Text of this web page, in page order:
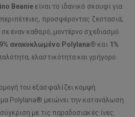
Beanie είναι το ιδανικό σκουφί για
προσφέροντας ζεστασιά,
έναν καθαρό, μοντέρνο σχεδιασμό.
ανακυκλωμένο Polylana® και 1%
ελαστικότητα και γρήγορο
του εξασφαλίζει κομψή
Polylana® μειώνει την κατανάλωση
με τις παραδοσιακές ίνες.